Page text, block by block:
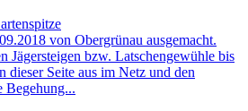
von Obergrünau ausgemacht.
Jägersteigen bzw. Latschengewühle bis
dieser Seite aus im Netz und den
Begehung...